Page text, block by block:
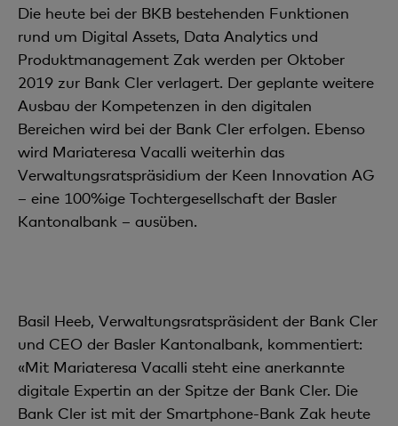
Die heute bei der BKB bestehenden Funktionen
rund um Digital Assets, Data Analytics und
Produktmanagement Zak werden per Oktober
2019 zur Bank Cler verlagert. Der geplante weitere
Ausbau der Kompetenzen in den digitalen
Bereichen wird bei der Bank Cler erfolgen. Ebenso
wird Mariateresa Vacalli weiterhin das
Verwaltungsratspräsidium der Keen Innovation AG
– eine 100%ige Tochtergesellschaft der Basler
Kantonalbank – ausüben.
Basil Heeb, Verwaltungsratspräsident der Bank Cler
und CEO der Basler Kantonalbank, kommentiert:
«Mit Mariateresa Vacalli steht eine anerkannte
digitale Expertin an der Spitze der Bank Cler. Die
Bank Cler ist mit der Smartphone-Bank Zak heute